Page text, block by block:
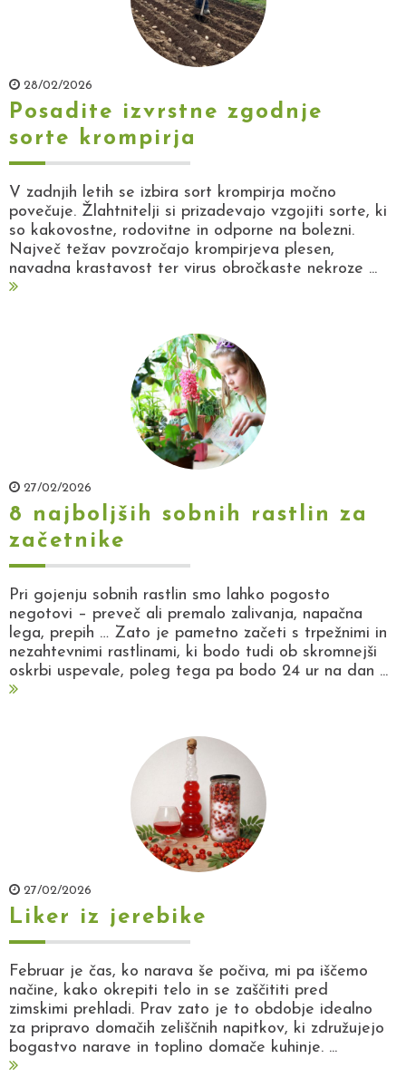
28/02/2026
Posadite izvrstne zgodnje
sorte krompirja
V zadnjih letih se izbira sort krompirja močno
povečuje. Žlahtnitelji si prizadevajo vzgojiti sorte, ki
so kakovostne, rodovitne in odporne na bolezni.
Največ težav povzročajo krompirjeva plesen,
navadna krastavost ter virus obročkaste nekroze ...
27/02/2026
8 najboljših sobnih rastlin za
začetnike
Pri gojenju sobnih rastlin smo lahko pogosto
negotovi – preveč ali premalo zalivanja, napačna
lega, prepih … Zato je pametno začeti s trpežnimi in
nezahtevnimi rastlinami, ki bodo tudi ob skromnejši
oskrbi uspevale, poleg tega pa bodo 24 ur na dan ...
27/02/2026
Liker iz jerebike
Februar je čas, ko narava še počiva, mi pa iščemo
načine, kako okrepiti telo in se zaščititi pred
zimskimi prehladi. Prav zato je to obdobje idealno
za pripravo domačih zeliščnih napitkov, ki združujejo
bogastvo narave in toplino domače kuhinje. ...